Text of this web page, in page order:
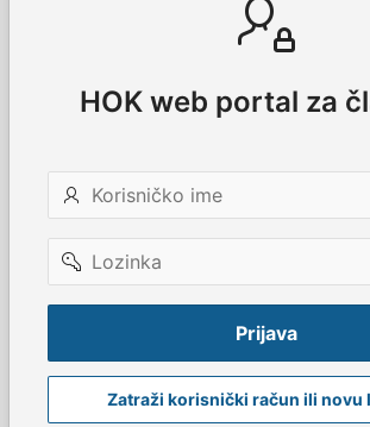
HOK web portal za
Korisničko
ime
Lozinka
Prijava
Zatraži korisnički račun ili novu